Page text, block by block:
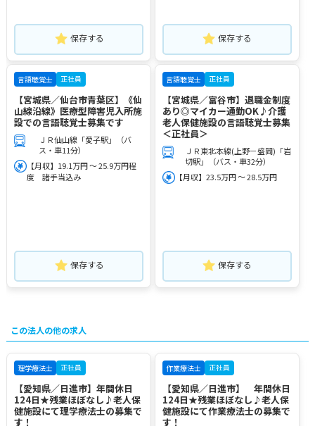
保存する 保存する
言語聴覚士 正社員
【宮城県／仙台市青葉区】《仙
山線沿線》医療型障害児入所施
設での言語聴覚士募集です
ＪＲ仙山線「愛子駅」（バ
ス・車11分）
【月収】19.1万円 ～ 25.9万円程
度 諸手当込み
保存する
言語聴覚士 正社員
【宮城県／富谷市】退職金制度
あり◎マイカー通勤OK♪介護
老人保健施設の言語聴覚士募集
＜正社員＞
ＪＲ東北本線(上野－盛岡)「岩
切駅」（バス・車32分）
【月収】23.5万円 ～ 28.5万円
保存する
この法人の他の求人
理学療法士 正社員
【愛知県／日進市】年間休日
124日★残業ほぼなし♪老人保
健施設にて理学療法士の募集で
す！
作業療法士 正社員
【愛知県／日進市】 年間休日
124日★残業ほぼなし♪老人保
健施設にて作業療法士の募集で
す！